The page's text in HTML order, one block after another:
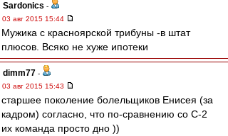
Sardonics -
03 авг 2015 15:44
Мужика с красноярской трибуны -в штат
плюсов. Всяко не хуже ипотеки
dimm77 -
03 авг 2015 15:43
старшее поколение болельщиков Енисея (за
кадром) согласно, что по-сравнению со С-2
их команда просто дно ))